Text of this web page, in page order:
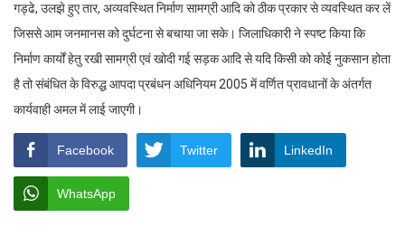
गड्ढे, उलझे हुए तार, अव्यवस्थित निर्माण सामग्री आदि को ठीक प्रकार से व्यवस्थित कर लें
जिससे आम जनमानस को दुर्घटना से बचाया जा सके। जिलाधिकारी ने स्पष्ट किया कि
निर्माण कार्यों हेतु रखी सामग्री एवं खोदी गई सड़क आदि से यदि किसी को कोई नुकसान होता
है तो संबंधित के विरुद्ध आपदा प्रबंधन अधिनियम 2005 में वर्णित प्रावधानों के अंतर्गत
कार्यवाही अमल में लाई जाएगी।
Facebook Twitter LinkedIn
WhatsApp